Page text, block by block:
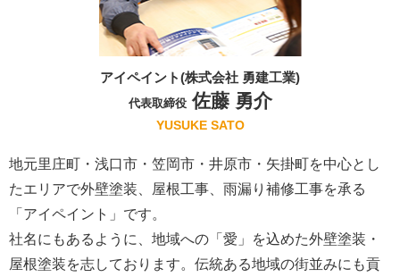
アイペイント(株式会社 勇建工業)
代表取締役佐藤 勇介
YUSUKE SATO
地元里庄町・浅口市・笠岡市・井原市・矢掛町を中心とし
たエリアで外壁塗装、屋根工事、雨漏り補修工事を承る
「アイペイント」です。
社名にもあるように、地域への「愛」を込めた外壁塗装・
屋根塗装を志しております。伝統ある地域の街並みにも貢